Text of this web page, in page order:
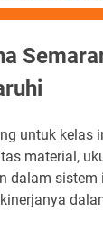
untuk kelas
material,
dalam